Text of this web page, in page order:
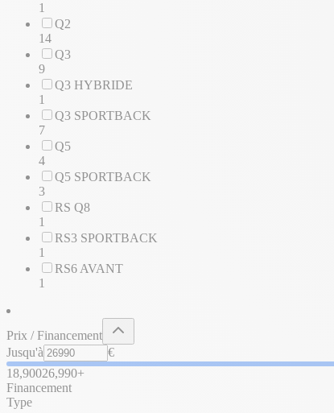
1
Q2
14
Q3
9
Q3 HYBRIDE
1
Q3 SPORTBACK
7
Q5
4
Q5 SPORTBACK
3
RS Q8
1
RS3 SPORTBACK
1
RS6 AVANT
1
Prix / Financement
Jusqu'à
€
18,90026,990+
Financement
Type